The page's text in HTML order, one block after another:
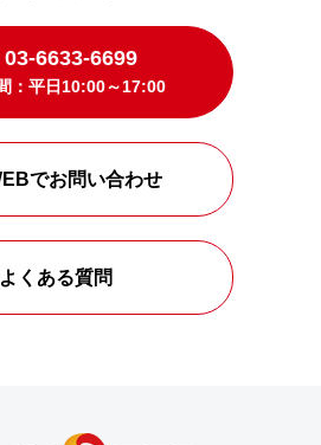
03-6633-6699
：平日10:00～17:00
でお問い合わせ
よくある質問